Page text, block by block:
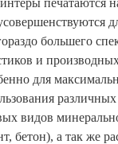
печатаются
большего
и
для
видов
бетон), а так же